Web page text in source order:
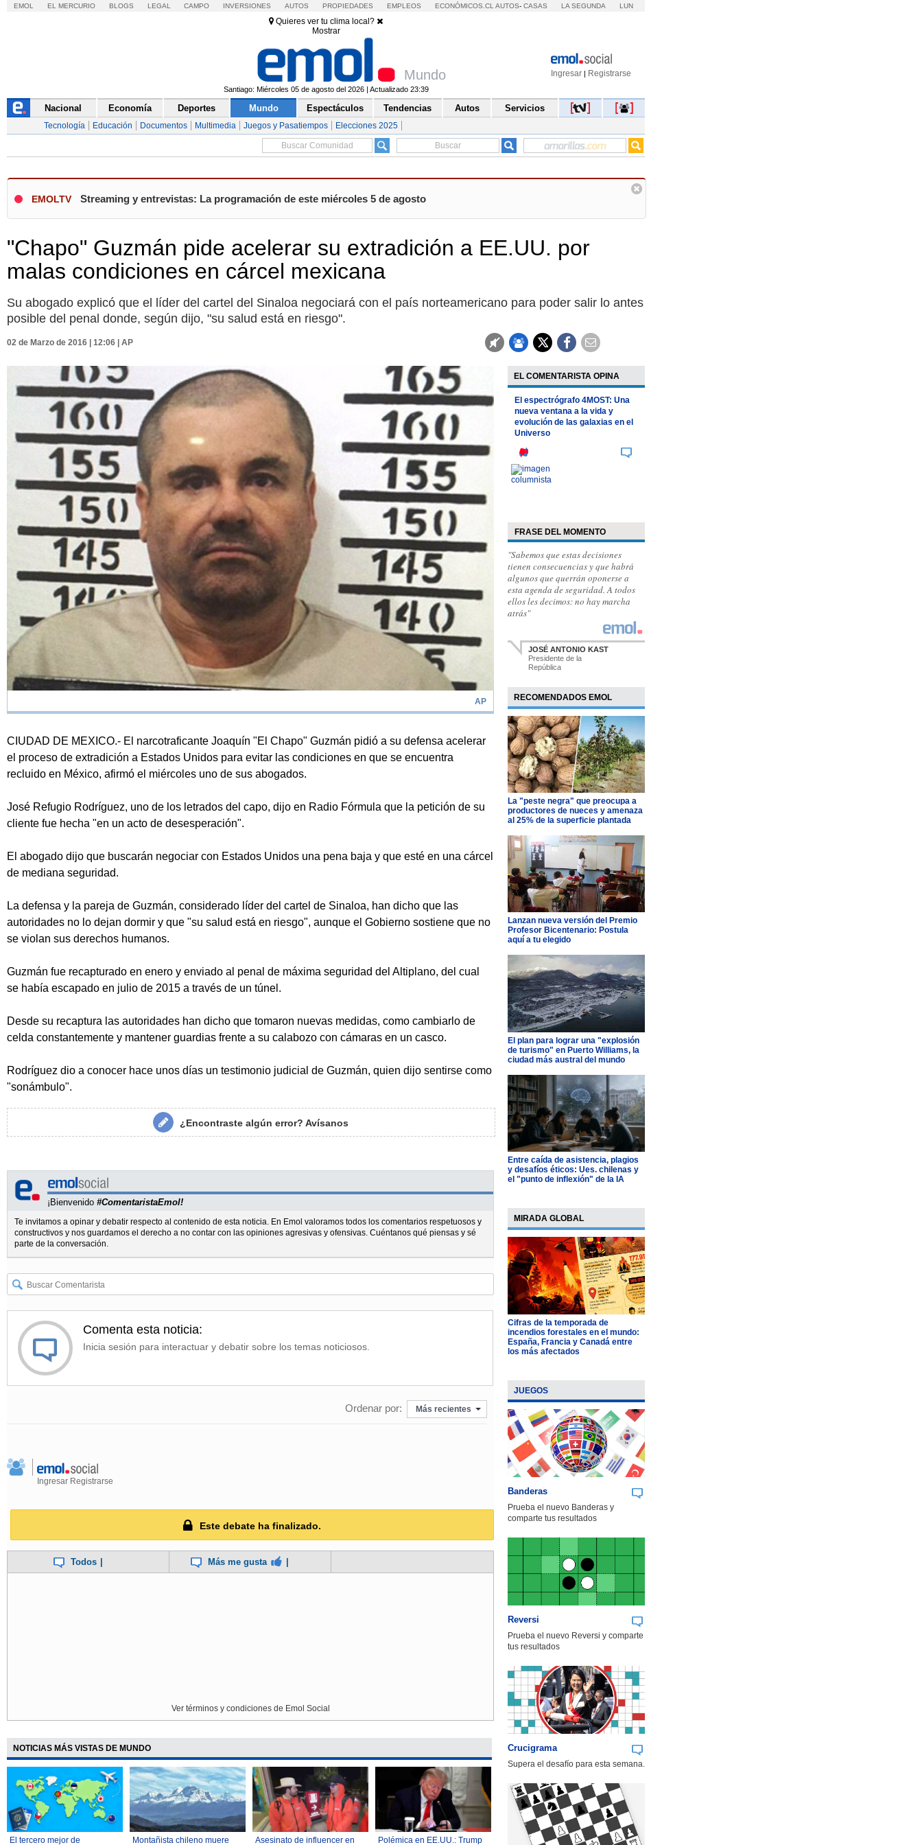
EMOL EL MERCURIO BLOGS LEGAL CAMPO INVERSIONES AUTOS PROPIEDADES EMPLEOS ECONÓMICOS.CL AUTOS- CASAS LA SEGUNDA LUN
Quieres ver tu clima local?
Mostrar
Ingresar | Registrarse
Mundo
Santiago: Miércoles 05 de agosto del 2026 | Actualizado 23:39
Nacional Economía Deportes Mundo Espectáculos Tendencias Autos Servicios
Tecnología Educación Documentos Multimedia Juegos y Pasatiempos Elecciones 2025
EMOLTV Streaming y entrevistas: La programación de este miércoles 5 de agosto
"Chapo" Guzmán pide acelerar su extradición a EE.UU. por
malas condiciones en cárcel mexicana
Su abogado explicó que el líder del cartel del Sinaloa negociará con el país norteamericano para poder salir lo antes
posible del penal donde, según dijo, "su salud está en riesgo".
02 de Marzo de 2016 | 12:06 | AP
AP
CIUDAD DE MEXICO.- El narcotraficante Joaquín "El Chapo" Guzmán pidió a su defensa acelerar
el proceso de extradición a Estados Unidos para evitar las condiciones en que se encuentra
recluido en México, afirmó el miércoles uno de sus abogados.
José Refugio Rodríguez, uno de los letrados del capo, dijo en Radio Fórmula que la petición de su
cliente fue hecha "en un acto de desesperación".
El abogado dijo que buscarán negociar con Estados Unidos una pena baja y que esté en una cárcel
de mediana seguridad.
La defensa y la pareja de Guzmán, considerado líder del cartel de Sinaloa, han dicho que las
autoridades no lo dejan dormir y que "su salud está en riesgo", aunque el Gobierno sostiene que no
se violan sus derechos humanos.
Guzmán fue recapturado en enero y enviado al penal de máxima seguridad del Altiplano, del cual
se había escapado en julio de 2015 a través de un túnel.
Desde su recaptura las autoridades han dicho que tomaron nuevas medidas, como cambiarlo de
celda constantemente y mantener guardias frente a su calabozo con cámaras en un casco.
Rodríguez dio a conocer hace unos días un testimonio judicial de Guzmán, quien dijo sentirse como
"sonámbulo".
¿Encontraste algún error?Avísanos
¡Bienvenido #ComentaristaEmol!
Te invitamos a opinar y debatir respecto al contenido de esta noticia. En Emol valoramos todos los comentarios respetuosos y
constructivos y nos guardamos el derecho a no contar con las opiniones agresivas y ofensivas. Cuéntanos qué piensas y sé
parte de la conversación.
Comenta esta noticia:
Inicia sesión para interactuar y debatir sobre los temas noticiosos.
Ordenar por: Más recientes
Ingresar Registrarse
Este debate ha finalizado.
Todos Más me gusta
Ver términos y condiciones de Emol Social
NOTICIAS MÁS VISTAS DE MUNDO
El tercero mejor de
Montañista chileno muere
Asesinato de influencer en
Polémica en EE.UU.: Trump
EL COMENTARISTA OPINA
El espectrógrafo 4MOST: Una
nueva ventana a la vida y
evolución de las galaxias en el
Universo
FRASE DEL MOMENTO
"Sabemos que estas decisiones
tienen consecuencias y que habrá
algunos que querrán oponerse a
esta agenda de seguridad. A todos
ellos les decimos: no hay marcha
atrás"
JOSÉ ANTONIO KAST
Presidente de la
República
RECOMENDADOS EMOL
La "peste negra" que preocupa a
productores de nueces y amenaza
al 25% de la superficie plantada
Lanzan nueva versión del Premio
Profesor Bicentenario: Postula
aquí a tu elegido
El plan para lograr una "explosión
de turismo" en Puerto Williams, la
ciudad más austral del mundo
Entre caída de asistencia, plagios
y desafíos éticos: Ues. chilenas y
el "punto de inflexión" de la IA
MIRADA GLOBAL
Cifras de la temporada de
incendios forestales en el mundo:
España, Francia y Canadá entre
los más afectados
JUEGOS
Banderas
Prueba el nuevo Banderas y
comparte tus resultados
Reversi
Prueba el nuevo Reversi y comparte
tus resultados
Crucigrama
Supera el desafío para esta semana.